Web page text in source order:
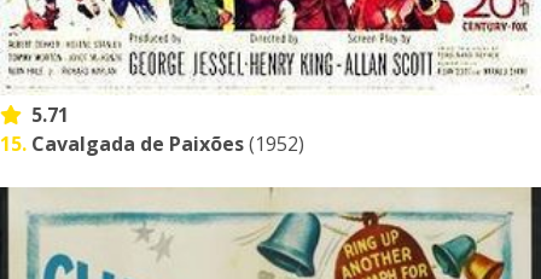
5.71
15. Cavalgada de Paixões(1952)